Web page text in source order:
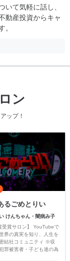
いて気軽に話し、
動産投資からキャ
。
ン
ップ！
るごめとりい
けんちゃん・闇病み子
受賞サロン】 YouTubeで
界の真実を知り、人生を
結社コミュニティ ※収
罪被害者・子ども達の為